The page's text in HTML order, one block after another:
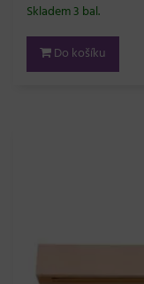
Skladem 3 bal.
Do košíku